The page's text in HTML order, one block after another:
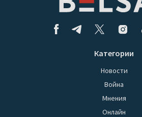
Категории
Новости
Война
Мнения
Онлайн